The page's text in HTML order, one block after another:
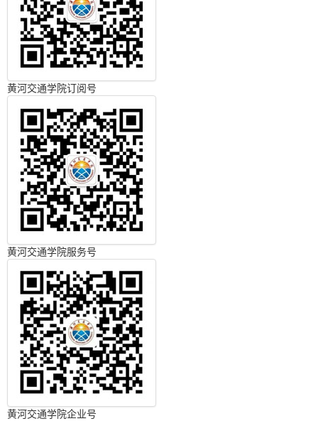
黄河交通学院订阅号
黄河交通学院服务号
黄河交通学院企业号